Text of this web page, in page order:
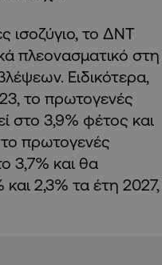
ισοζύγιο, το ΔΝΤ
πλεονασματικό στη
Ειδικότερα,
το πρωτογενές
στο 3,9% φέτος και
πρωτογενές
3,7% και θα
2,3% τα έτη 2027,